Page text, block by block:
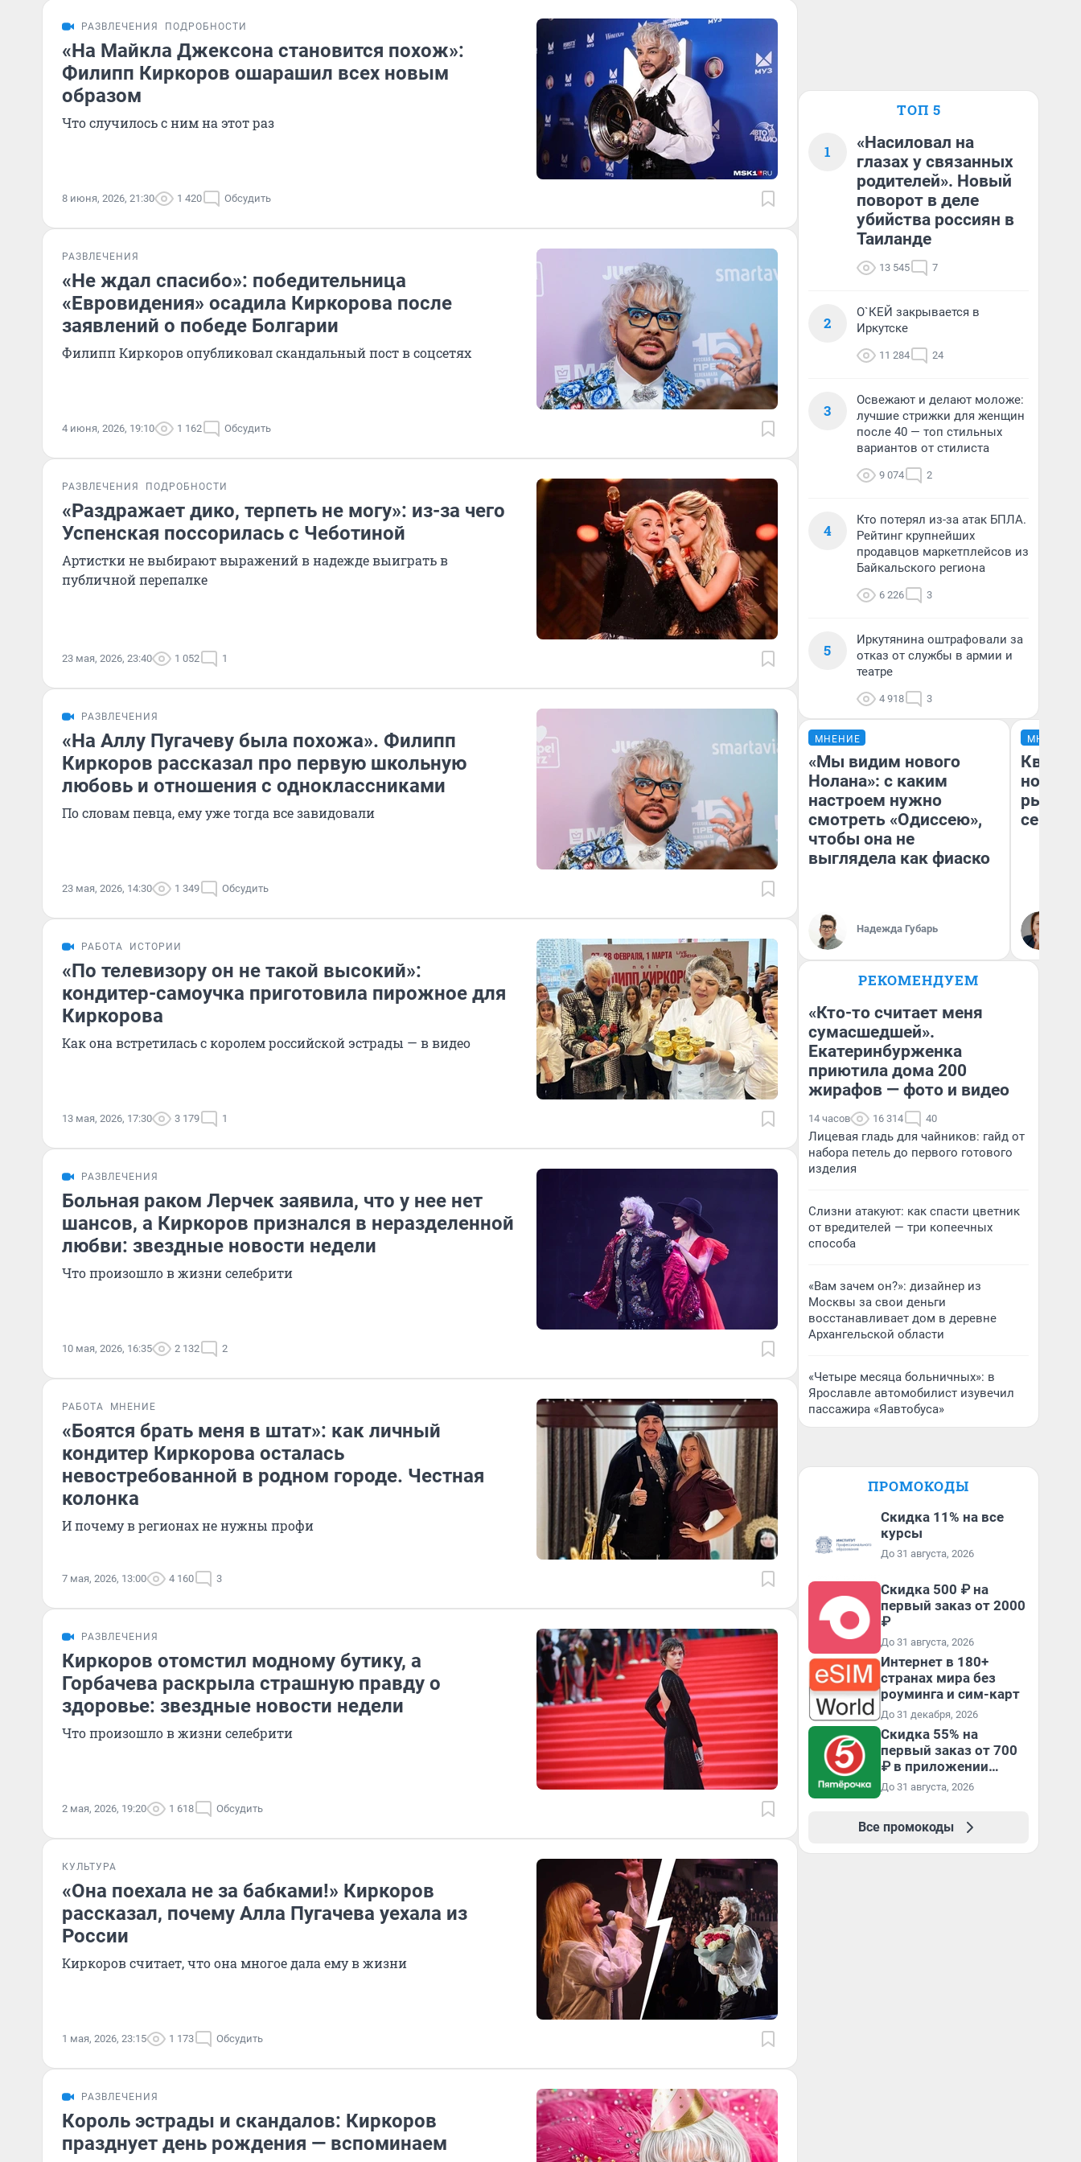
РАЗВЛЕЧЕНИЯ ПОДРОБНОСТИ
«На Майкла Джексона становится похож»:
Филипп Киркоров ошарашил всех новым
образом
Что случилось с ним на этот раз
8 июня, 2026, 21:30 1 420 Обсудить
РАЗВЛЕЧЕНИЯ
«Не ждал спасибо»: победительница
«Евровидения» осадила Киркорова после
заявлений о победе Болгарии
Филипп Киркоров опубликовал скандальный пост в соцсетях
4 июня, 2026, 19:10 1 162 Обсудить
РАЗВЛЕЧЕНИЯ ПОДРОБНОСТИ
«Раздражает дико, терпеть не могу»: из-за чего
Успенская поссорилась с Чеботиной
Артистки не выбирают выражений в надежде выиграть в
публичной перепалке
23 мая, 2026, 23:40 1 052 1
РАЗВЛЕЧЕНИЯ
«На Аллу Пугачеву была похожа». Филипп
Киркоров рассказал про первую школьную
любовь и отношения с одноклассниками
По словам певца, ему уже тогда все завидовали
23 мая, 2026, 14:30 1 349 Обсудить
РАБОТА ИСТОРИИ
«По телевизору он не такой высокий»:
кондитер-самоучка приготовила пирожное для
Киркорова
Как она встретилась с королем российской эстрады — в видео
13 мая, 2026, 17:30 3 179 1
РАЗВЛЕЧЕНИЯ
Больная раком Лерчек заявила, что у нее нет
шансов, а Киркоров признался в неразделенной
любви: звездные новости недели
Что произошло в жизни селебрити
10 мая, 2026, 16:35 2 132 2
РАБОТА МНЕНИЕ
«Боятся брать меня в штат»: как личный
кондитер Киркорова осталась
невостребованной в родном городе. Честная
колонка
И почему в регионах не нужны профи
7 мая, 2026, 13:00 4 160 3
РАЗВЛЕЧЕНИЯ
Киркоров отомстил модному бутику, а
Горбачева раскрыла страшную правду о
здоровье: звездные новости недели
Что произошло в жизни селебрити
2 мая, 2026, 19:20 1 618 Обсудить
КУЛЬТУРА
«Она поехала не за бабками!» Киркоров
рассказал, почему Алла Пугачева уехала из
России
Киркоров считает, что она многое дала ему в жизни
1 мая, 2026, 23:15 1 173 Обсудить
РАЗВЛЕЧЕНИЯ
Король эстрады и скандалов: Киркоров
празднует день рождения — вспоминаем
ТОП 5
1
«Насиловал на
глазах у связанных
родителей». Новый
поворот в деле
убийства россиян в
Таиланде
13 545 7
2
О`КЕЙ закрывается в
Иркутске
11 284 24
3
Освежают и делают моложе:
лучшие стрижки для женщин
после 40 — топ стильных
вариантов от стилиста
9 074 2
4
Кто потерял из-за атак БПЛА.
Рейтинг крупнейших
продавцов маркетплейсов из
Байкальского региона
6 226 3
5
Иркутянина оштрафовали за
отказ от службы в армии и
театре
4 918 3
МНЕНИЕ
«Мы видим нового
Нолана»: с каким
настроем нужно
смотреть «Одиссею»,
чтобы она не
выглядела как фиаско
Надежда Губарь
МНЕНИЕ
но
рынок
РЕКОМЕНДУЕМ
«Кто-то считает меня
сумасшедшей».
Екатеринбурженка
приютила дома 200
жирафов — фото и видео
14 часов 16 314 40
Лицевая гладь для чайников: гайд от
набора петель до первого готового
изделия
Слизни атакуют: как спасти цветник
от вредителей — три копеечных
способа
«Вам зачем он?»: дизайнер из
Москвы за свои деньги
восстанавливает дом в деревне
Архангельской области
«Четыре месяца больничных»: в
Ярославле автомобилист изувечил
пассажира «Яавтобуса»
ПРОМОКОДЫ
Скидка 11% на все
курсы
До 31 августа, 2026
Скидка 500 ₽ на
первый заказ от 2000
₽
До 31 августа, 2026
Интернет в 180+
странах мира без
роуминга и сим-карт
До 31 декабря, 2026
Скидка 55% на
первый заказ от 700
₽ в приложении
Пятёрочка Доставка
До 31 августа, 2026
Все промокоды